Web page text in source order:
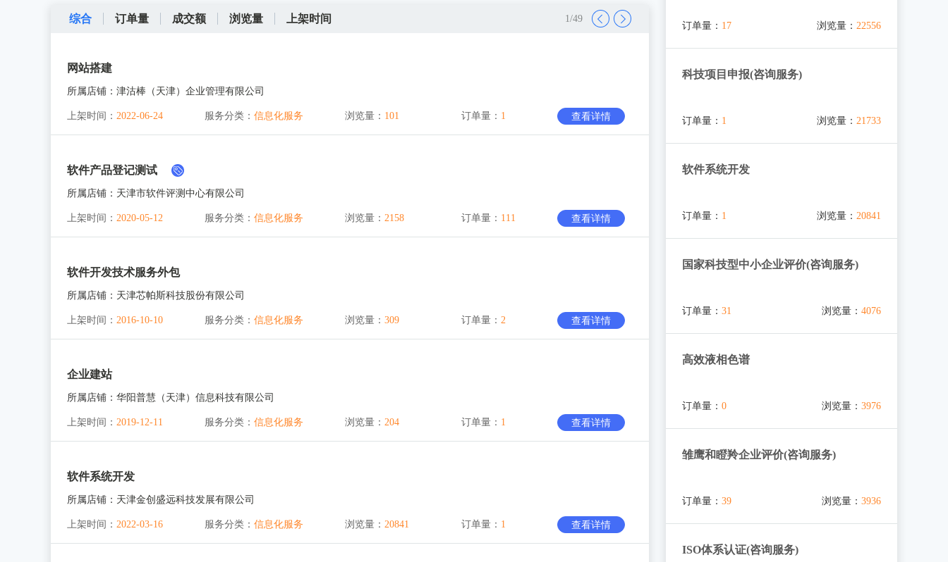
1/49
综合 订单量 成交额 浏览量 上架时间
网站搭建
所属店铺： 津沽棒（天津）企业管理有限公司
查看详情
上架时间： 2022-06-24 服务分类： 信息化服务 浏览量： 101 订单量： 1
软件产品登记测试
所属店铺： 天津市软件评测中心有限公司
查看详情
上架时间： 2020-05-12 服务分类： 信息化服务 浏览量： 2158 订单量： 111
软件开发技术服务外包
所属店铺： 天津芯帕斯科技股份有限公司
查看详情
上架时间： 2016-10-10 服务分类： 信息化服务 浏览量： 309 订单量： 2
企业建站
所属店铺： 华阳普慧（天津）信息科技有限公司
查看详情
上架时间： 2019-12-11 服务分类： 信息化服务 浏览量： 204 订单量： 1
软件系统开发
所属店铺： 天津金创盛远科技发展有限公司
查看详情
上架时间： 2022-03-16 服务分类： 信息化服务 浏览量： 20841 订单量： 1
订单量： 17 浏览量： 22556
科技项目申报(咨询服务)
订单量： 1 浏览量： 21733
软件系统开发
订单量： 1 浏览量： 20841
国家科技型中小企业评价(咨询服务)
订单量： 31 浏览量： 4076
高效液相色谱
订单量： 0 浏览量： 3976
雏鹰和瞪羚企业评价(咨询服务)
订单量： 39 浏览量： 3936
ISO体系认证(咨询服务)